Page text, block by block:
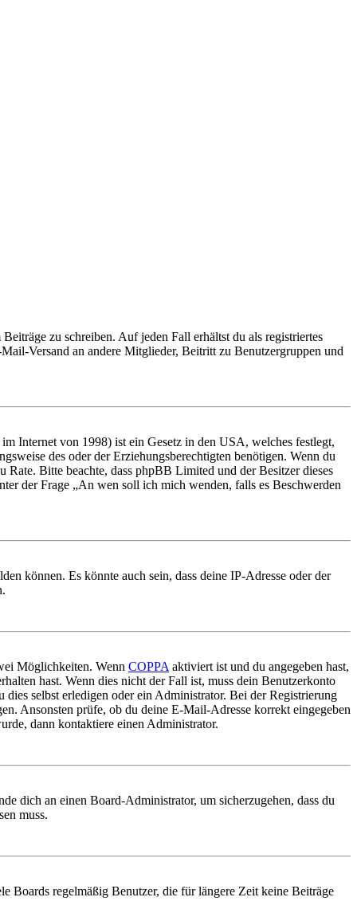
zu schreiben. Auf jeden Fall erhältst du als registriertes
Versand an andere Mitglieder, Beitritt zu Benutzergruppen und
Internet von 1998) ist ein Gesetz in den USA, welches festlegt,
des oder der Erziehungsberechtigten benötigen. Wenn du
Bitte beachte, dass phpBB Limited und der Besitzer dieses
der Frage „An wen soll ich mich wenden, falls es Beschwerden
können. Es könnte auch sein, dass deine IP-Adresse oder der
Möglichkeiten. Wenn COPPA aktiviert ist und du angegeben hast,
hast. Wenn dies nicht der Fall ist, muss dein Benutzerkonto
selbst erledigen oder ein Administrator. Bei der Registrierung
Ansonsten prüfe, ob du deine E-Mail-Adresse korrekt eingegeben
dann kontaktiere einen Administrator.
dich an einen Board-Administrator, um sicherzugehen, dass du
muss.
Boards regelmäßig Benutzer, die für längere Zeit keine Beiträge